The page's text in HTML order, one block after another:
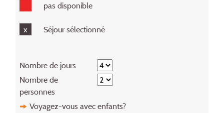
pas disponible
x Séjour sélectionné
Nombre de jours
Nombre de
personnes
Voyagez-vous avec enfants?